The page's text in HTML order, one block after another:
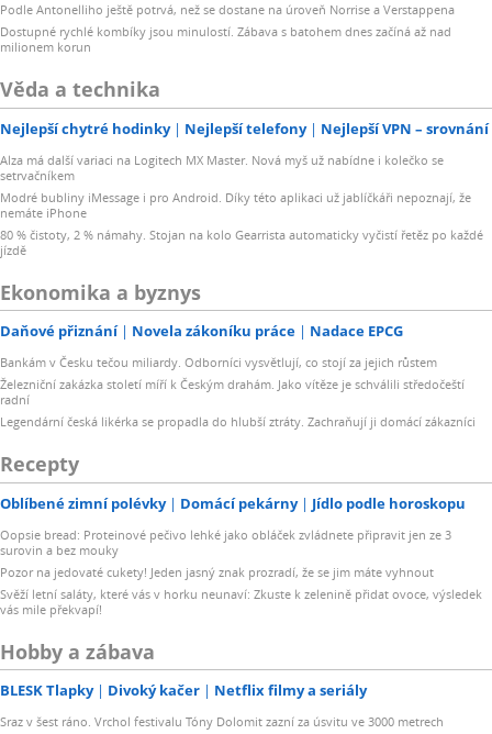
Podle Antonelliho ještě potrvá, než se dostane na úroveň Norrise a Verstappena
Dostupné rychlé kombíky jsou minulostí. Zábava s batohem dnes začíná až nad
milionem korun
Věda a technika
Nejlepší chytré hodinky Nejlepší telefony Nejlepší VPN – srovnání
Alza má další variaci na Logitech MX Master. Nová myš už nabídne i kolečko se
setrvačníkem
Modré bubliny iMessage i pro Android. Díky této aplikaci už jablíčkáři nepoznají, že
nemáte iPhone
80 % čistoty, 2 % námahy. Stojan na kolo Gearrista automaticky vyčistí řetěz po každé
jízdě
Ekonomika a byznys
Daňové přiznání Novela zákoníku práce Nadace EPCG
Bankám v Česku tečou miliardy. Odborníci vysvětlují, co stojí za jejich růstem
Železniční zakázka století míří k Českým drahám. Jako vítěze je schválili středočeští
radní
Legendární česká likérka se propadla do hlubší ztráty. Zachraňují ji domácí zákazníci
Recepty
Oblíbené zimní polévky Domácí pekárny Jídlo podle horoskopu
Oopsie bread: Proteinové pečivo lehké jako obláček zvládnete připravit jen ze 3
surovin a bez mouky
Pozor na jedovaté cukety! Jeden jasný znak prozradí, že se jim máte vyhnout
Svěží letní saláty, které vás v horku neunaví: Zkuste k zelenině přidat ovoce, výsledek
vás mile překvapí!
Hobby a zábava
BLESK Tlapky Divoký kačer Netflix filmy a seriály
Sraz v šest ráno. Vrchol festivalu Tóny Dolomit zazní za úsvitu ve 3000 metrech